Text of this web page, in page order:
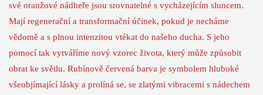
své oranžové nádheře jsou srovnatelné s vycházejícím sluncem.
Mají regenerační a transformační účinek, pokud je necháme
vědomě a s plnou intenzitou vtékat do našeho ducha. S jeho
pomocí tak vytváříme nový vzorec života, který může způsobit
obrat ke světlu. Rubínově červená barva je symbolem hluboké
všeobjímající lásky a prolíná se, se zlatými vibracemi s nádechem